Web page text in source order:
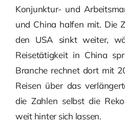
Konjunktur- und
und China halfen mit. Die
den USA sinkt weiter,
Reisetätigkeit in China
Branche rechnet dort mit
Reisen über das
die Zahlen selbst die
weit hinter sich lassen.